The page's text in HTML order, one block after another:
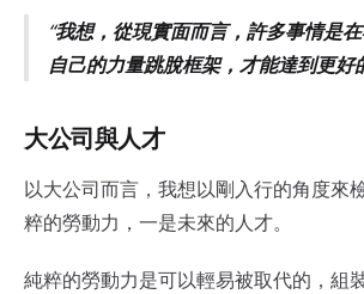
我想，從現實面而言，許多事情是
自己的力量跳脫框架，才能達到更好
大公司與人才
以大公司而言，我想以剛入行的角度來
粹的勞動力，一是未來的人才。
純粹的勞動力是可以輕易被取代的，組